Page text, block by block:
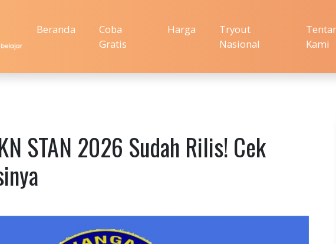
Beranda
Coba
Gratis
Harga
Tryout
Nasional
Kami
STAN 2026 Sudah Rilis! Cek